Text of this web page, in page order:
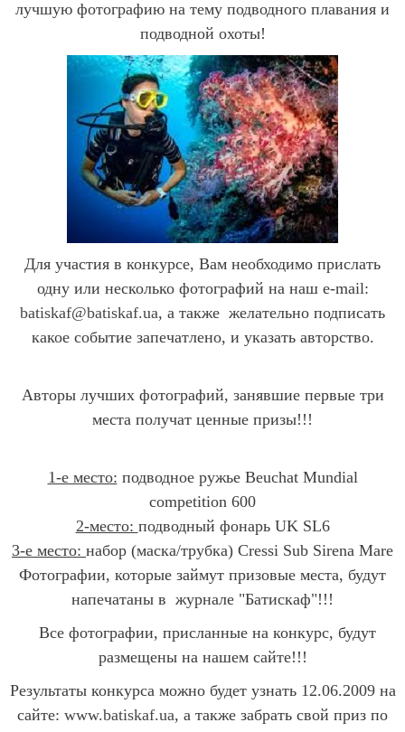
лучшую фотографию на тему подводного плавания и
подводной охоты!
Для участия в конкурсе, Вам необходимо прислать
одну или несколько фотографий на наш e-mail:
batiskaf@batiskaf.ua, а также желательно подписать
какое событие запечатлено, и указать авторство.
Авторы лучших фотографий, занявшие первые три
места получат ценные призы!!!
1-е место: подводное ружье Beuchat Mundial
competition 600
2-место: подводный фонарь UK SL6
3-е место: набор (маска/трубка) Cressi Sub Sirena Mare
Фотографии, которые займут призовые места, будут
напечатаны в журнале "Батискаф"!!!
Все фотографии, присланные на конкурс, будут
размещены на нашем сайте!!!
Результаты конкурса можно будет узнать 12.06.2009 на
сайте: www.batiskaf.ua, а также забрать свой приз по